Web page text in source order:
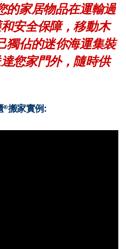
的家居物品在運輸過
安全保障，移動木
獨佔的迷你海運集裝
您家門外，隨時供
搬家實例: